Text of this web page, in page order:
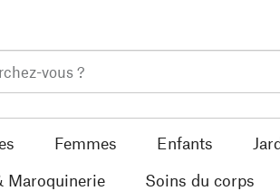
Femmes Enfants
Maroquinerie Soins du corps